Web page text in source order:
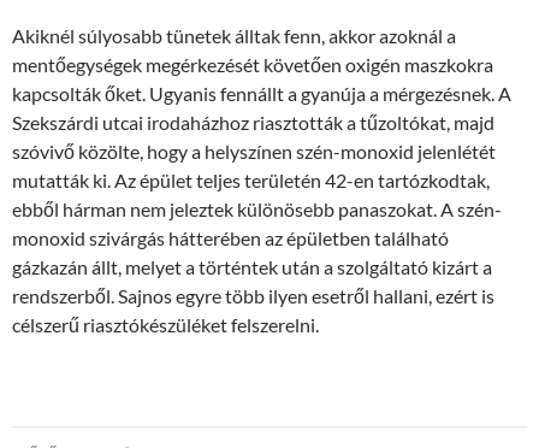
Akiknél súlyosabb tünetek álltak fenn, akkor azoknál a
mentőegységek megérkezését követően oxigén maszkokra
kapcsolták őket. Ugyanis fennállt a gyanúja a mérgezésnek. A
Szekszárdi utcai irodaházhoz riasztották a tűzoltókat, majd
szóvivő közölte, hogy a helyszínen szén-monoxid jelenlétét
mutatták ki. Az épület teljes területén 42-en tartózkodtak,
ebből hárman nem jeleztek különösebb panaszokat. A szén-
monoxid szivárgás hátterében az épületben található
gázkazán állt, melyet a történtek után a szolgáltató kizárt a
rendszerből. Sajnos egyre több ilyen esetről hallani, ezért is
célszerű riasztókészüléket felszerelni.